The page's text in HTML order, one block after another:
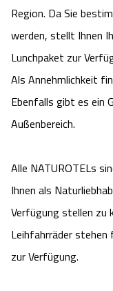
Region. Da Sie
werden, stellt Ihnen
Lunchpaket zur
Als Annehmlichkeit
Ebenfalls gibt es ein
Außenbereich.
Alle NATUROTELs
Ihnen als
Verfügung stellen zu
Leihfahrräder stehen
zur Verfügung.